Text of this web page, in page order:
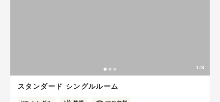
1/3
スタンダード シングルルーム